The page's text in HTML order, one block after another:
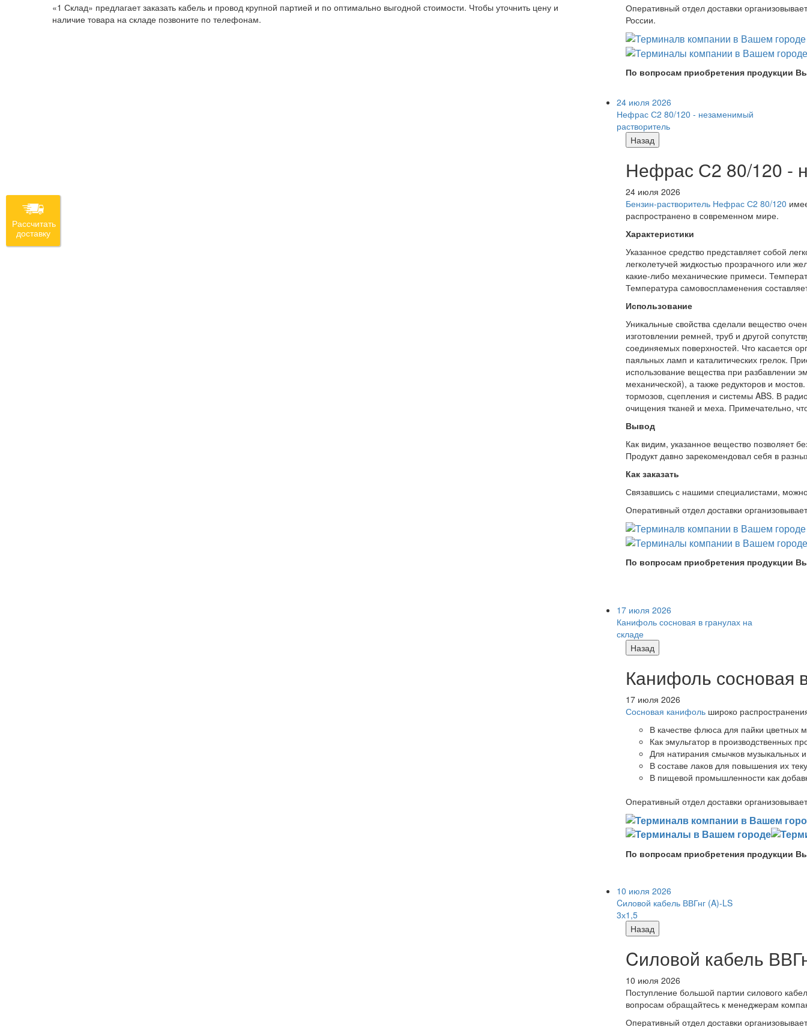
«1 Склад» предлагает заказать кабель и провод крупной партией и по оптимально выгодной стоимости. Чтобы уточнить цену и
наличие товара на складе позвоните по телефонам.
Оперативный отдел доставки
России.
По вопросам приобретения продукции
24 июля 2026
Нефрас С2 80/120 - незаменимый
растворитель
Назад
Нефрас С2 80/120 -
24 июля 2026
Бензин-растворитель Нефрас С2 80/120
распространено в современном мире.
Характеристики
Указанное средство представляет собой
легколетучей жидкостью прозрачного или
какие-либо механические примеси.
Температура самовоспламенения
Использование
Уникальные свойства сделали вещество
изготовлении ремней, труб и другой
соединяемых поверхностей. Что касается
паяльных ламп и каталитических грелок.
использование вещества при разбавлении
механической), а также редукторов и
тормозов, сцепления и системы ABS. В
очищения тканей и меха. Примечательно,
Вывод
Как видим, указанное вещество позволяет
Продукт давно зарекомендовал себя в
Как заказать
Связавшись с нашими специалистами,
Оперативный отдел доставки
По вопросам приобретения продукции
17 июля 2026
Канифоль сосновая в гранулах на
складе
Назад
Канифоль сосновая
17 июля 2026
Сосновая канифоль широко
В качестве флюса для пайки цветных
Как эмульгатор в производственных
Для натирания смычков музыкальных
В составе лаков для повышения их
В пищевой промышленности как
Оперативный отдел доставки
По вопросам приобретения продукции
10 июля 2026
Cиловой кабель ВВГнг (A)-LS
3х1,5
Назад
Cиловой кабель
10 июля 2026
Поступление большой партии силового
вопросам обращайтесь к менеджерам
Оперативный отдел доставки
Рассчитать
доставку